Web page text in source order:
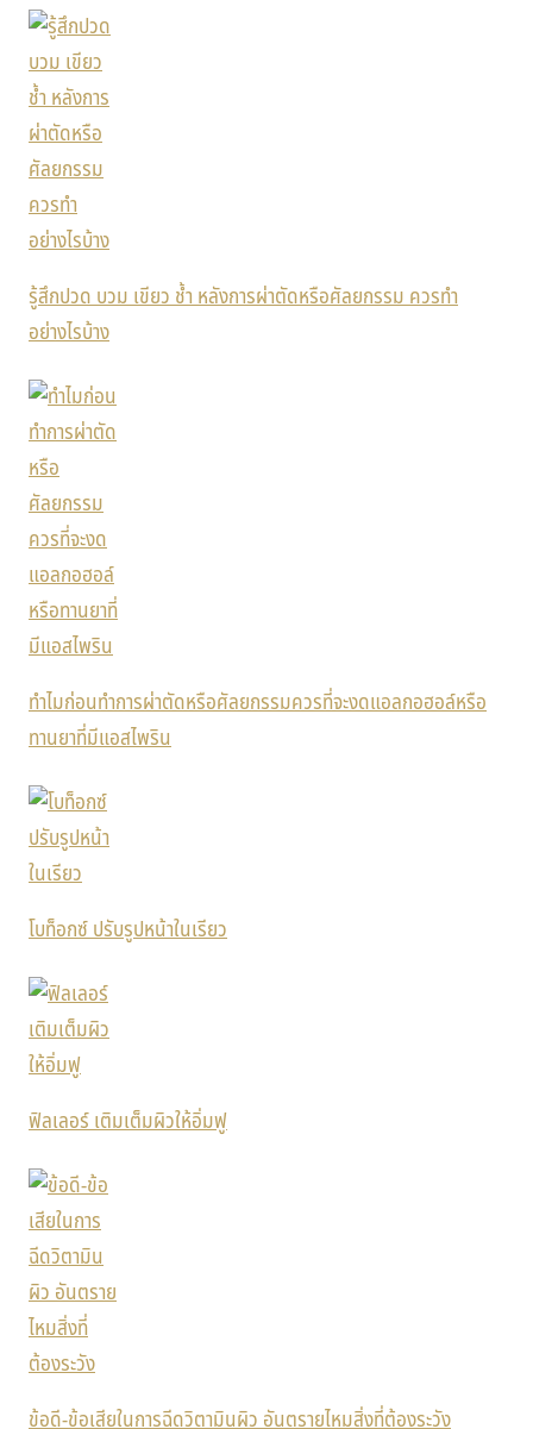
รู้สึกปวด บวม เขียว ช้ำ หลังการผ่าตัดหรือศัลยกรรม ควรทำ
อย่างไรบ้าง
ทำไมก่อนทำการผ่าตัดหรือศัลยกรรมควรที่จะงดแอลกอฮอล์หรือ
ทานยาที่มีแอสไพริน
โบท็อกซ์ ปรับรูปหน้าในเรียว
ฟิลเลอร์ เติมเต็มผิวให้อิ่มฟู
ข้อดี-ข้อเสียในการฉีดวิตามินผิว อันตรายไหมสิ่งที่ต้องระวัง